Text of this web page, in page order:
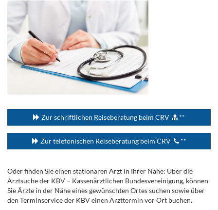
Zur schriftlichen Reiseberatung beim CRV **
Zur telefonischen Reiseberatung beim CRV **
Oder finden Sie einen stationären Arzt in Ihrer Nähe: Über die
Arztsuche der KBV – Kassenärztlichen Bundesvereinigung, können
Sie Ärzte in der Nähe eines gewünschten Ortes suchen sowie über
den Terminservice der KBV einen Arzttermin vor Ort buchen.